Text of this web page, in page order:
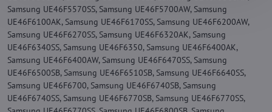
Samsung UE46F5570SS, Samsung UE46F5700AW, Samsung
UE46F6100AK, Samsung UE46F6170SS, Samsung UE46F6200AW,
Samsung UE46F6270SS, Samsung UE46F6320AK, Samsung
UE46F6340SS, Samsung UE46F6350, Samsung UE46F6400AK,
Samsung UE46F6400AW, Samsung UE46F6470SS, Samsung
UE46F6500SB, Samsung UE46F6510SB, Samsung UE46F6640SS,
Samsung UE46F6700, Samsung UE46F6740SB, Samsung
UE46F6740SS, Samsung UE46F6770SB, Samsung UE46F6770SS,